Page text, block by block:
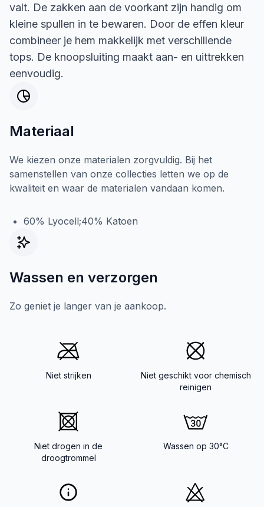
valt. De zakken aan de voorkant zijn handig om
kleine spullen in te bewaren. Door de effen kleur
combineer je hem makkelijk met verschillende
tops. De knoopsluiting maakt aan- en uittrekken
eenvoudig.
Materiaal
We kiezen onze materialen zorgvuldig. Bij het
samenstellen van onze collecties letten we op de
kwaliteit en waar de materialen vandaan komen.
60% Lyocell;40% Katoen
Wassen en verzorgen
Zo geniet je langer van je aankoop.
Niet strijken
Niet geschikt voor chemisch
reinigen
Niet drogen in de
droogtrommel
Wassen op 30°C